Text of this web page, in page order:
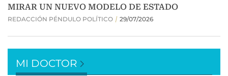
MI DOCTOR